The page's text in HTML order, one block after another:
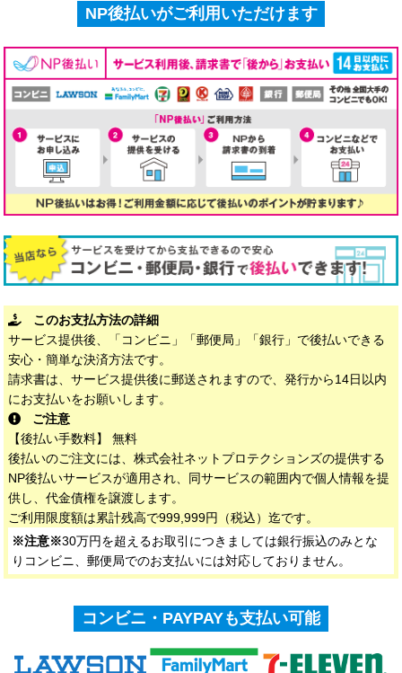
NP後払いがご利用いただけます
このお支払方法の詳細
サービス提供後、「コンビニ」「郵便局」「銀行」で後払いできる
安心・簡単な決済方法です。
請求書は、サービス提供後に郵送されますので、発行から14日以内
にお支払いをお願いします。
ご注意
【後払い手数料】 無料
後払いのご注文には、株式会社ネットプロテクションズの提供する
NP後払いサービスが適用され、同サービスの範囲内で個人情報を提
供し、代金債権を譲渡します。
ご利用限度額は累計残高で999,999円（税込）迄です。
※注意※30万円を超えるお取引につきましては銀行振込のみとな
りコンビニ、郵便局でのお支払いには対応しておりません。
コンビニ・PAYPAYも支払い可能